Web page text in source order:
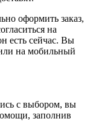
оформить заказ,
на
есть сейчас. Вы
на мобильный
с выбором, вы
заполнив